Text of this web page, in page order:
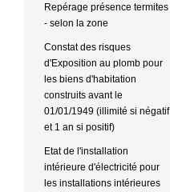
Repérage présence termites
- selon la zone
Constat des risques
d'Exposition au plomb pour
les biens d'habitation
construits avant le
01/01/1949 (illimité si négatif
et 1 an si positif)
Etat de l'installation
intérieure d'électricité pour
les installations intérieures